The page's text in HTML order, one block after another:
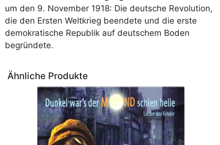
um den 9. November 1918: Die deutsche Revolution,
die den Ersten Weltkrieg beendete und die erste
demokratische Republik auf deutschem Boden
begründete.
Ähnliche Produkte
Varianten